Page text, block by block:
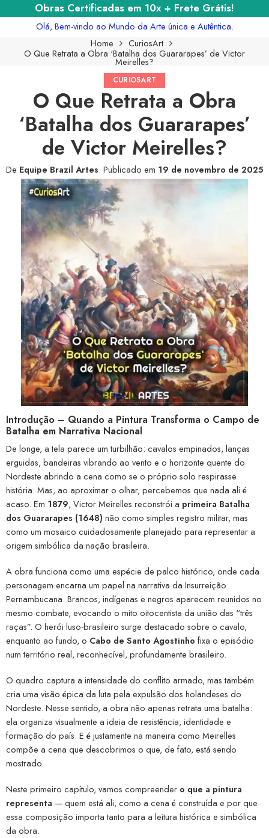
Obras Certificadas em 10x + Frete Grátis!
Olá, Bem-vindo ao Mundo da Arte única e Autêntica.
Home
CuriosArt
O Que Retrata a Obra ‘Batalha dos Guararapes’ de Victor
Meirelles?
CURIOSART
O Que Retrata a Obra
‘Batalha dos Guararapes’
de Victor Meirelles?
De Equipe Brazil Artes. Publicado em 19 de novembro de 2025
Introdução – Quando a Pintura Transforma o Campo de
Batalha em Narrativa Nacional
De longe, a tela parece um turbilhão: cavalos empinados, lanças
erguidas, bandeiras vibrando ao vento e o horizonte quente do
Nordeste abrindo a cena como se o próprio solo respirasse
história. Mas, ao aproximar o olhar, percebemos que nada ali é
acaso. Em 1879, Victor Meirelles reconstrói a primeira Batalha
dos Guararapes (1648) não como simples registro militar, mas
como um mosaico cuidadosamente planejado para representar a
origem simbólica da nação brasileira.
A obra funciona como uma espécie de palco histórico, onde cada
personagem encarna um papel na narrativa da Insurreição
Pernambucana. Brancos, indígenas e negros aparecem reunidos no
mesmo combate, evocando o mito oitocentista da união das “três
raças”. O herói luso-brasileiro surge destacado sobre o cavalo,
enquanto ao fundo, o Cabo de Santo Agostinho fixa o episódio
num território real, reconhecível, profundamente brasileiro.
O quadro captura a intensidade do conflito armado, mas também
cria uma visão épica da luta pela expulsão dos holandeses do
Nordeste. Nesse sentido, a obra não apenas retrata uma batalha:
ela organiza visualmente a ideia de resistência, identidade e
formação do país. E é justamente na maneira como Meirelles
compõe a cena que descobrimos o que, de fato, está sendo
mostrado.
Neste primeiro capítulo, vamos compreender o que a pintura
representa — quem está ali, como a cena é construída e por que
essa composição importa tanto para a leitura histórica e simbólica
da obra.